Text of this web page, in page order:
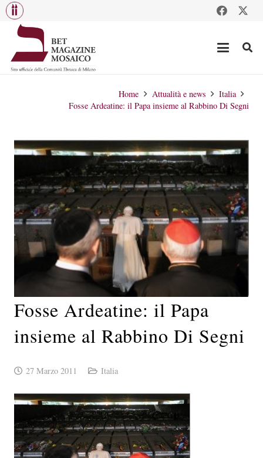
Home Attualità e news
Italia
Fosse Ardeatine: il Papa insieme al Rabbino Di Segni
Fosse Ardeatine: il Papa
insieme al Rabbino Di Segni
27 Marzo 2011 Italia